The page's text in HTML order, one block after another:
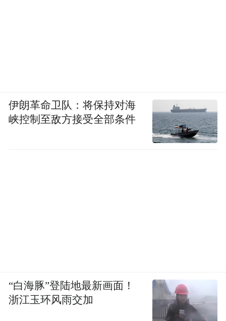
伊朗革命卫队：将保持对海
峡控制至敌方接受全部条件
“白海豚”登陆地最新画面！
浙江玉环风雨交加